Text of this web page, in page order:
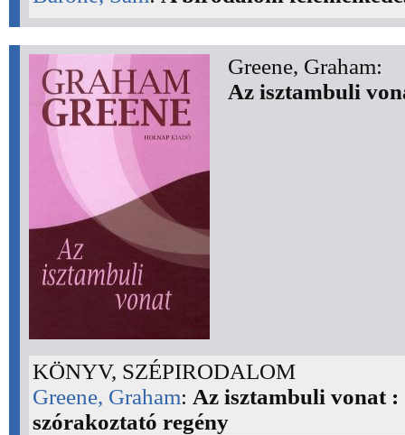
Greene, Graham:
Az isztambuli
KÖNYV, SZÉPIRODALOM
Greene, Graham: Az isztambuli vonat :
szórakoztató regény